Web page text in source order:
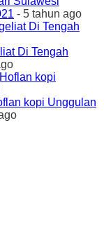
- 5 tahun ago
Di Tengah
kopi Unggulan